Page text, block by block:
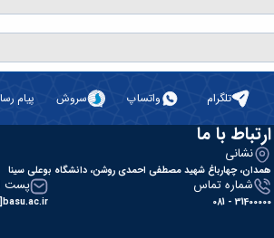
تلگرام واتساپ سروش پیام
ارتباط با ما
نشانی
همدان، چهارباغ شهید مصطفی احمدی روشن، دانشگاه بوعلی سینا
شماره تماس
31400000 - 081
پست